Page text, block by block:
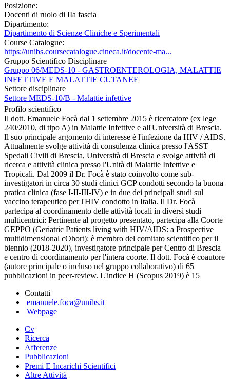
Posizione:
Docenti di ruolo di IIa fascia
Dipartimento:
Dipartimento di Scienze Cliniche e Sperimentali
Course Catalogue:
https://unibs.coursecatalogue.cineca.it/docente-ma...
Gruppo Scientifico Disciplinare
Gruppo 06/MEDS-10 - GASTROENTEROLOGIA, MALATTIE
INFETTIVE E MALATTIE CUTANEE
Settore disciplinare
Settore MEDS-10/B - Malattie infettive
Profilo scientifico
Il dott. Emanuele Focà dal 1 settembre 2015 è ricercatore (ex lege
240/2010, di tipo A) in Malattie Infettive e all'Università di Brescia.
Il suo principale argomento di interesse è l'infezione da HIV / AIDS.
Attualmente svolge attività di consulenza clinica presso l'ASST
Spedali Civili di Brescia, Università di Brescia e svolge attività di
ricerca e attività clinica presso l'Unità di Malattie Infettive e
Tropicali. Dal 2009 il Dr. Focà è stato coinvolto come sub-
investigatori in circa 30 studi clinici GCP condotti secondo la buona
pratica clinica (fase I-II-III-IV) e in due dei principali studi sul
vaccino terapeutico per l'HIV condotto in Italia. Il Dr. Focà
partecipa al coordinamento delle attività locali in diversi studi
multicentrici: Pertinente al progetto presentato, partecipa alla Coorte
GEPPO (Geriatric Patients living with HIV/AIDS: a Prospective
multidimensional cOhort): è membro del comitato scientifico per il
biennio (2018-2020), investigatore principale per Centro di Brescia
e centro di coordinamento per l'intera coorte. Il dott. Focà è coautore
(autore principale o incluso nel gruppo collaborativo) di 65
pubblicazioni in peer-review. L'indice H (Scopus 2019) è 15
Contatti
emanuele.foca@unibs.it
Webpage
Cv
Ricerca
Afferenze
Pubblicazioni
Premi E Incarichi Scientifici
Altre Attività